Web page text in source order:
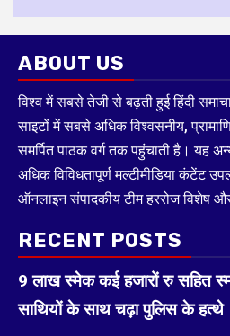
ABOUT US
विश्व में सबसे तेजी से बढ़ती हुई हिंदी
साइटों में सबसे अधिक विश्वसनीय,
समर्पित पाठक वर्ग तक पहुंचाती है। यह
अधिक विविधतापूर्ण मल्टीमीडिया कंटेंट
ऑनलाइन संपादकीय टीम हररोज विशेष
RECENT POSTS
9 लाख स्मेक कई हजारों रु सहित
साथियों के साथ चढ़ा पुलिस के